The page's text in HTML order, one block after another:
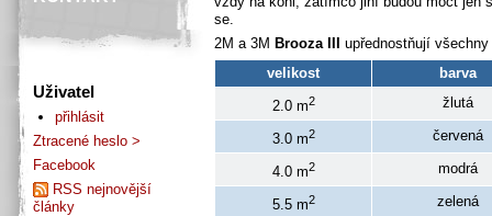
se.
2M a 3M Brooza III
upřednostňují
velikost
barva
2.0 m2 žlutá
3.0 m2 červená
4.0 m2 modrá
5.5 m2 zelená
Uživatel
přihlásit
Ztracené heslo >
Facebook
RSS nejnovější
články